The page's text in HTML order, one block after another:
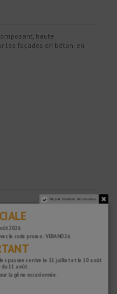
haute
les façades en béton, en
Ne pas montrer de nouveau.
2026
le code promo : VERANO26
passées entre le 31 juillet et le 10 août
11 août.
la gêne occasionnée.